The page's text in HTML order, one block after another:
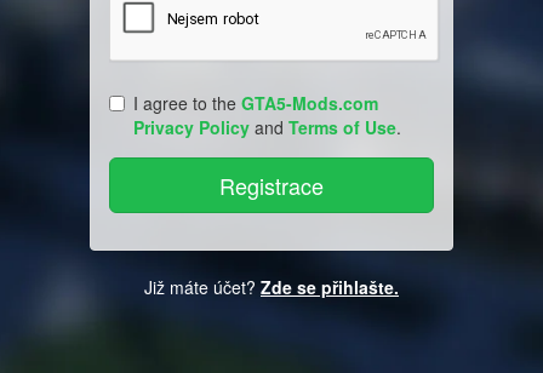
I agree to the GTA5-Mods.com
Privacy Policy and Terms of Use.
Již máte účet? Zde se přihlašte.